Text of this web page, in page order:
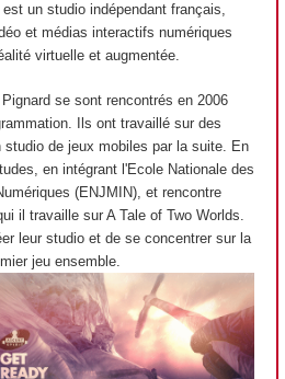
un studio indépendant français,
et médias interactifs numériques
virtuelle et augmentée.
se sont rencontrés en 2006
Ils ont travaillé sur des
de jeux mobiles par la suite. En
en intégrant l'Ecole Nationale des
(ENJMIN), et rencontre
il travaille sur A Tale of Two Worlds.
leur studio et de se concentrer sur la
jeu ensemble.